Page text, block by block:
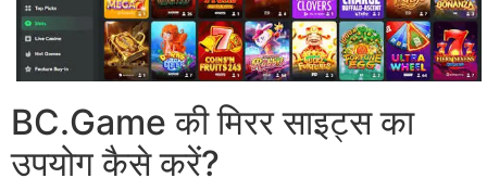
BC.Game की मिरर साइट्स का
उपयोग कैसे करें?